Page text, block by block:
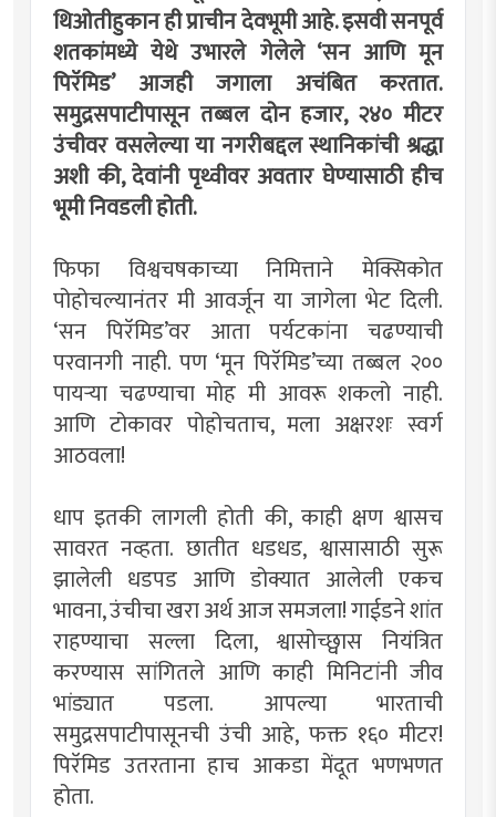
थिओतीहुकान ही प्राचीन देवभूमी आहे. इसवी सनपूर्व
शतकांमध्ये येथे उभारले गेलेले ‘सन आणि मून
पिरॅमिड’ आजही जगाला अचंबित करतात.
समुद्रसपाटीपासून तब्बल दोन हजार, २४० मीटर
उंचीवर वसलेल्या या नगरीबद्दल स्थानिकांची श्रद्धा
अशी की, देवांनी पृथ्वीवर अवतार घेण्यासाठी हीच
भूमी निवडली होती.
फिफा विश्वचषकाच्या निमित्ताने मेक्सिकोत
पोहोचल्यानंतर मी आवर्जून या जागेला भेट दिली.
‘सन पिरॅमिड’वर आता पर्यटकांना चढण्याची
परवानगी नाही. पण ‘मून पिरॅमिड’च्या तब्बल २००
पायर्‍या चढण्याचा मोह मी आवरू शकलो नाही.
आणि टोकावर पोहोचताच, मला अक्षरशः स्वर्ग
आठवला!
धाप इतकी लागली होती की, काही क्षण श्वासच
सावरत नव्हता. छातीत धडधड, श्वासासाठी सुरू
झालेली धडपड आणि डोक्यात आलेली एकच
भावना, उंचीचा खरा अर्थ आज समजला! गाईडने शांत
राहण्याचा सल्ला दिला, श्वासोच्छ्वास नियंत्रित
करण्यास सांगितले आणि काही मिनिटांनी जीव
भांड्यात पडला. आपल्या भारताची
समुद्रसपाटीपासूनची उंची आहे, फक्त १६० मीटर!
पिरॅमिड उतरताना हाच आकडा मेंदूत भणभणत
होता.